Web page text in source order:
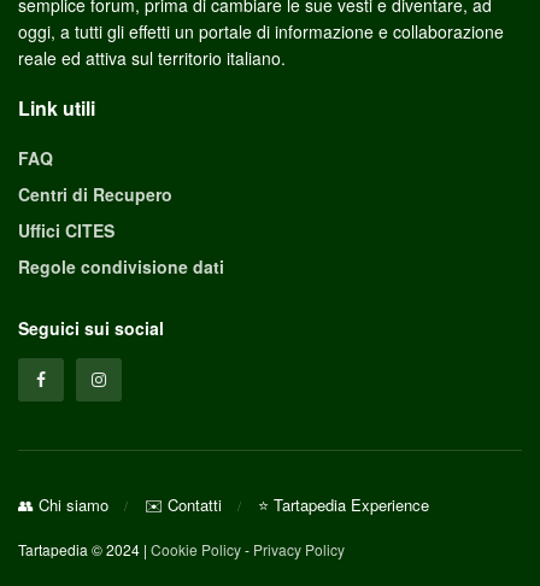
oggi, a tutti gli effetti un portale di informazione e collaborazione
reale ed attiva sul territorio italiano.
Link utili
FAQ
Centri di Recupero
Uffici CITES
Regole condivisione dati
Seguici sui social
👥 Chi siamo ✉️ Contatti ⭐ Tartapedia Experience
Tartapedia © 2024 | Cookie Policy- Privacy Policy